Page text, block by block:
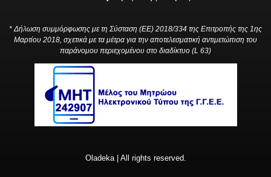
* Δήλωση συμμόρφωσης με τη Σύσταση (ΕΕ) 2018/334 της Επιτροπής της 1ης
Μαρτίου 2018, σχετικά με τα μέτρα για την αποτελεσματική αντιμετώπιση του
παράνομου περιεχομένου στο διαδίκτυο (L 63)
Oladeka | All rights reserved.